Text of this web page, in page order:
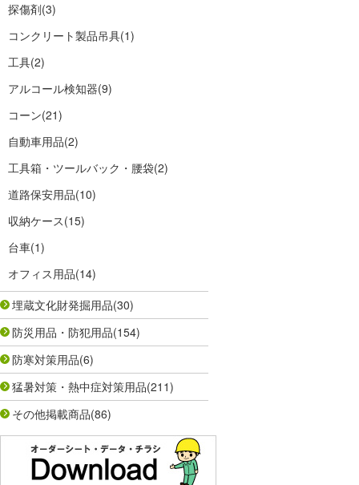
探傷剤(3)
コンクリート製品吊具(1)
工具(2)
アルコール検知器(9)
コーン(21)
自動車用品(2)
工具箱・ツールバック・腰袋(2)
道路保安用品(10)
収納ケース(15)
台車(1)
オフィス用品(14)
埋蔵文化財発掘用品(30)
防災用品・防犯用品(154)
防寒対策用品(6)
猛暑対策・熱中症対策用品(211)
その他掲載商品(86)